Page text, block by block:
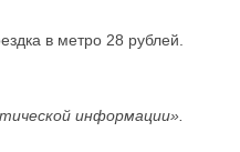
в метро 28 рублей.
информации».